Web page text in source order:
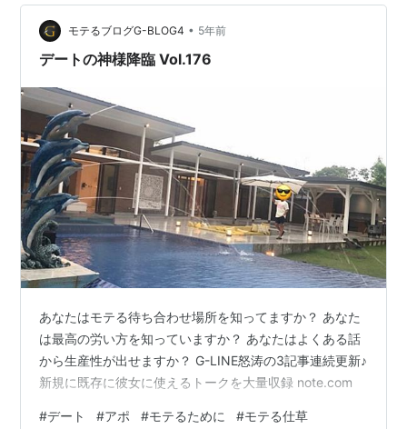
て、若いしかわいいし同じ保険会社ならこの人が担当者
だったら良いのにな、と会うたびそう思っています。 ち
なみに担当変更したいことを母に言ったら「解約すると
モテるブログG-BLOG4 • 5年前
デートの神様降臨 Vol.176
あなたはモテる待ち合わせ場所を知ってますか？ あなた
は最高の労い方を知っていますか？ あなたはよくある話
から生産性が出せますか？ G-LINE怒涛の3記事連続更新♪
新規に既存に彼女に使えるトークを大量収録 note.com
#デート #アポ #モテるために #モテる仕草